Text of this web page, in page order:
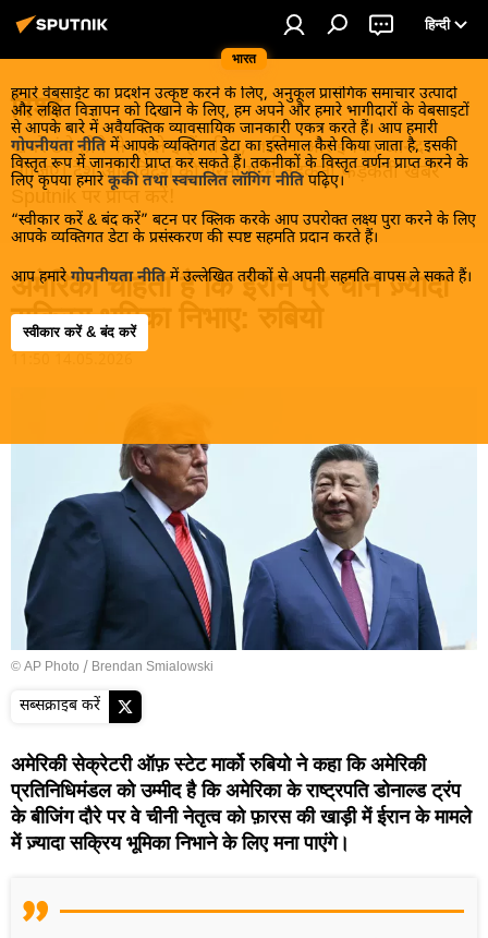
भारत
हिन्दी
हमारे वेबसाईट का प्रदर्शन उत्कृष्ट करने के लिए, अनुकूल प्रासंगिक समाचार उत्पादों
और लक्षित विज्ञापन को दिखाने के लिए, हम अपने और हमारे भागीदारों के वेबसाइटों
से आपके बारे में अवैयक्तिक व्यावसायिक जानकारी एकत्र करते हैं। आप हमारी
गोपनीयता नीति में आपके व्यक्तिगत डेटा का इस्तेमाल कैसे किया जाता है, इसकी
विस्तृत रूप में जानकारी प्राप्त कर सकते हैं। तकनीकों के विस्तृत वर्णन प्राप्त करने के
लिए कृपया हमारे कूकी तथा स्वचालित लॉगिंग नीति पढ़िए।
“स्वीकार करें & बंद करें” बटन पर क्लिक करके आप उपरोक्त लक्ष्य पुरा करने के लिए
आपके व्यक्तिगत डेटा के प्रसंस्करण की स्पष्ट सहमति प्रदान करते हैं।
आप हमारे गोपनीयता नीति में उल्लेखित तरीकों से अपनी सहमति वापस ले सकते हैं।
स्वीकार करें & बंद करें
विश्व
खबरें ठंडे होने से पहले इन्हें पढ़िए, जानिए और इनका आनंद
लीजिए। देश और विदेश की गरमा गरम तड़कती फड़कती खबरें
Sputnik पर प्राप्त करें!
अमेरिका चाहता है कि ईरान पर चीन ज़्यादा
सक्रिय भूमिका निभाए: रुबियो
© AP Photo / Brendan Smialowski
सब्सक्राइब करें
अमेरिकी सेक्रेटरी ऑफ़ स्टेट मार्को रुबियो ने कहा कि अमेरिकी
प्रतिनिधिमंडल को उम्मीद है कि अमेरिका के राष्ट्रपति डोनाल्ड ट्रंप
के बीजिंग दौरे पर वे चीनी नेतृत्व को फ़ारस की खाड़ी में ईरान के मामले
में ज़्यादा सक्रिय भूमिका निभाने के लिए मना पाएंगे।